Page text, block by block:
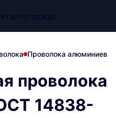
Проволока алюминиевая
проволока
14838-